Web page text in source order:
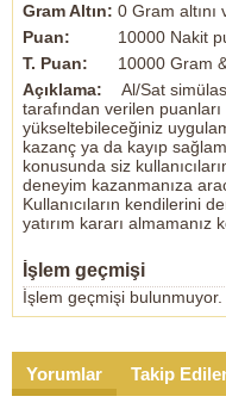
Gram Altın: 0 Gram altını
Puan:
10000 Nakit
T. Puan:
10000 Gram
Açıklama:
Al/Sat
tarafından verilen puanları
yükseltebileceğiniz
kazanç ya da kayıp
konusunda siz
deneyim kazanmanıza
Kullanıcıların kendilerini
yatırım kararı almamanız
İşlem geçmişi
İşlem geçmişi bulunmuyor.
Yorumlar Takip